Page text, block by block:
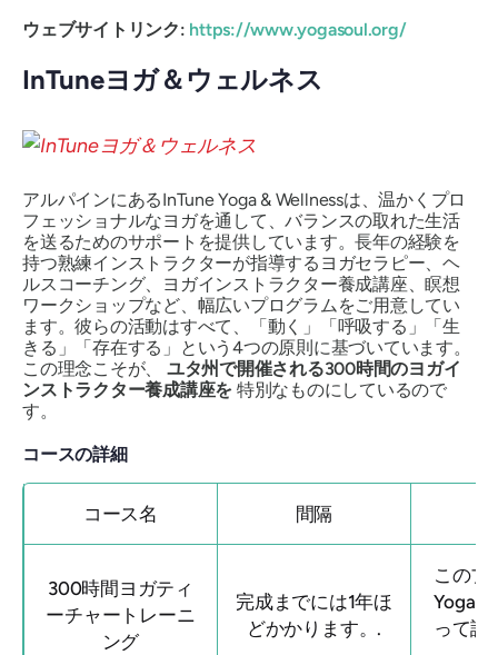
ウェブサイトリンク: https://www.yogasoul.org/
InTuneヨガ＆ウェルネス
アルパインにあるInTune Yoga & Wellnessは、温かくプロ
フェッショナルなヨガを通して、バランスの取れた生活
を送るためのサポートを提供しています。長年の経験を
持つ熟練インストラクターが指導するヨガセラピー、ヘ
ルスコーチング、ヨガインストラクター養成講座、瞑想
ワークショップなど、幅広いプログラムをご用意してい
ます。彼らの活動はすべて、「動く」「呼吸する」「生
きる」「存在する」という4つの原則に基づいています。
この理念こそが、 ユタ州で開催される300時間のヨガイ
ンストラクター養成講座を 特別なものにしているので
す。
コースの詳細
コース名 間隔
300時間ヨガティ
ーチャートレーニ
ング
完成までには1年ほ
どかかります。.
このプ
Yoga
って認